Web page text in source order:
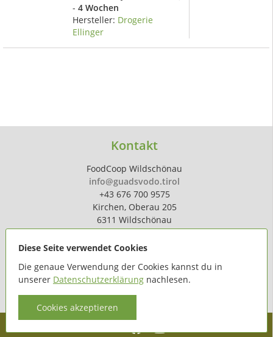
- 4 Wochen
Hersteller: Drogerie
Ellinger
Kontakt
FoodCoop Wildschönau
info@guadsvodo.tirol
+43 676 700 9575
Kirchen, Oberau 205
6311 Wildschönau
powered byhoferdigital.at
Diese Seite verwendet Cookies
Die genaue Verwendung der Cookies kannst du in
unserer Datenschutzerklärungnachlesen.
Cookies akzeptieren